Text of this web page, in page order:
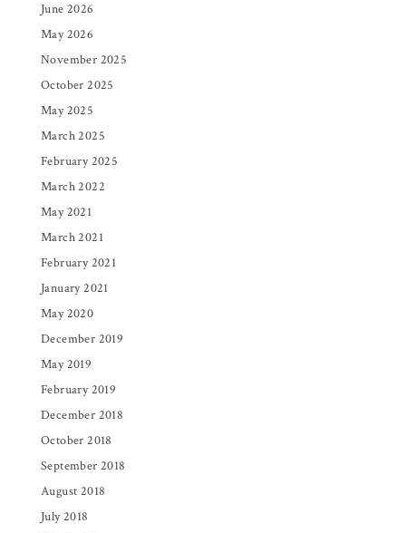
June 2026
May 2026
November 2025
October 2025
May 2025
March 2025
February 2025
March 2022
May 2021
March 2021
February 2021
January 2021
May 2020
December 2019
May 2019
February 2019
December 2018
October 2018
September 2018
August 2018
July 2018